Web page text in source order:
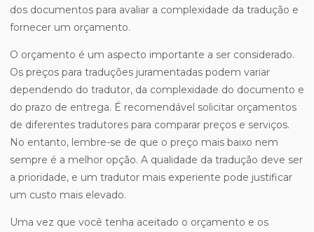
dos documentos para avaliar a complexidade da tradução e
fornecer um orçamento.
O orçamento é um aspecto importante a ser considerado.
Os preços para traduções juramentadas podem variar
dependendo do tradutor, da complexidade do documento e
do prazo de entrega. É recomendável solicitar orçamentos
de diferentes tradutores para comparar preços e serviços.
No entanto, lembre-se de que o preço mais baixo nem
sempre é a melhor opção. A qualidade da tradução deve ser
a prioridade, e um tradutor mais experiente pode justificar
um custo mais elevado.
Uma vez que você tenha aceitado o orçamento e os